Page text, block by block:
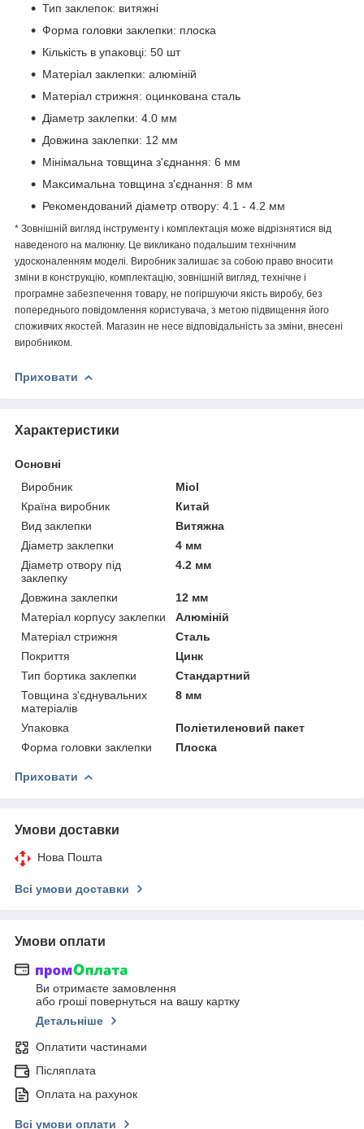
Тип заклепок: витяжні
Форма головки заклепки: плоска
Кількість в упаковці: 50 шт
Матеріал заклепки: алюміній
Матеріал стрижня: оцинкована сталь
Діаметр заклепки: 4.0 мм
Довжина заклепки: 12 мм
Мінімальна товщина з'єднання: 6 мм
Максимальна товщина з'єднання: 8 мм
Рекомендований діаметр отвору: 4.1 - 4.2 мм
* Зовнішній вигляд інструменту і комплектація може відрізнятися від
наведеного на малюнку. Це викликано подальшим технічним
удосконаленням моделі. Виробник залишає за собою право вносити
зміни в конструкцію, комплектацію, зовнішній вигляд, технічне і
програмне забезпечення товару, не погіршуючи якість виробу, без
попереднього повідомлення користувача, з метою підвищення його
споживчих якостей. Магазин не несе відповідальність за зміни, внесені
виробником.
Приховати
Характеристики
Основні
Виробник
Miol
Країна виробник
Китай
Вид заклепки
Витяжна
Діаметр заклепки
4 мм
Діаметр отвору під
заклепку
4.2 мм
Довжина заклепки
12 мм
Матеріал корпусу заклепки
Алюміній
Матеріал стрижня
Сталь
Покриття
Цинк
Тип бортика заклепки
Стандартний
Товщина з'єднувальних
матеріалів
8 мм
Упаковка
Поліетиленовий пакет
Форма головки заклепки
Плоска
Приховати
Умови доставки
Нова Пошта
Всі умови доставки
Умови оплати
Ви отримаєте замовлення
або гроші повернуться на вашу картку
Детальніше
Оплатити частинами
Післяплата
Оплата на рахунок
Всі умови оплати